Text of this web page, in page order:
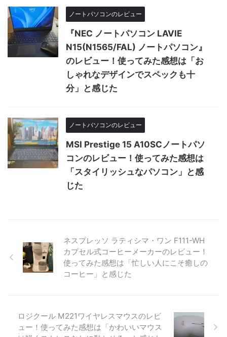
ノートパソコンのレビュー
『NEC ノートパソコン LAVIE
N15(N1565/FAL) ノートパソコン』
のレビュー！使ってみた感想は「お
しゃれなデザインでスペックも十
分」と感じた
ノートパソコンのレビュー
MSI Prestige 15 A10SCノートパソ
コンのレビュー！使ってみた感想は
「スタイリッシュなパソコン」と感
じた
ネスプレッソ ラティシマ・ワン F111-WH
カプセル式コーヒーメーカーのレビュー！
使ってみた感想は「忙しい人にこそ癒しの
コーヒー」と感じた
ロジクール M221ワイヤレスマウスのレビ
ュー！使ってみた感想は「かわいいマウス